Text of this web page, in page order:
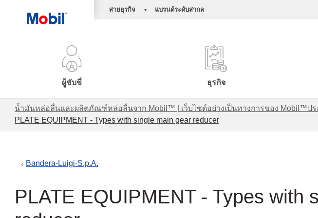
สายธุรกิจ • แบรนด์ระดับสากล
ผู้ขับขี่ ธุรกิจ
น้ำมันหล่อลื่นและผลิตภัณฑ์หล่อลื่นจาก Mobil™ | เว็บไซต์อย่างเป็นทางการของ Mobil™ปร
PLATE EQUIPMENT - Types with single main gear reducer
Bandera-Luigi-S.p.A.
PLATE EQUIPMENT - Types with